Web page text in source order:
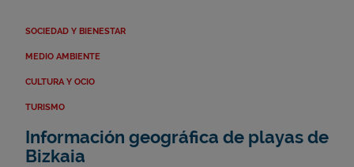
SOCIEDAD Y BIENESTAR
MEDIO AMBIENTE
CULTURA Y OCIO
TURISMO
Información geográfica de playas de
Bizkaia